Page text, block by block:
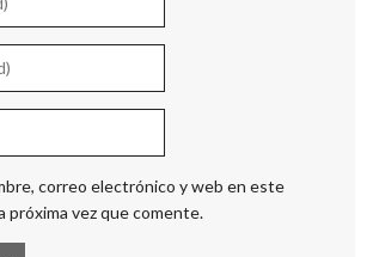
correo electrónico y web en este
próxima vez que comente.